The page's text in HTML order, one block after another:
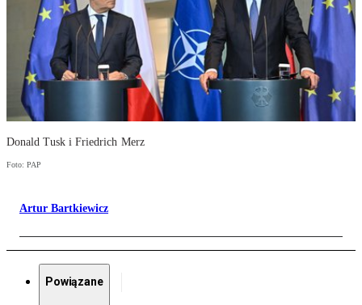
Donald Tusk i Friedrich Merz
Foto: PAP
Artur Bartkiewicz
Powiązane